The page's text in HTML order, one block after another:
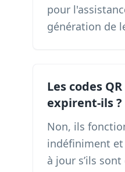
pour
génération de
Les codes
expirent-ils ?
Non, ils
indéfiniment
à jour s’ils